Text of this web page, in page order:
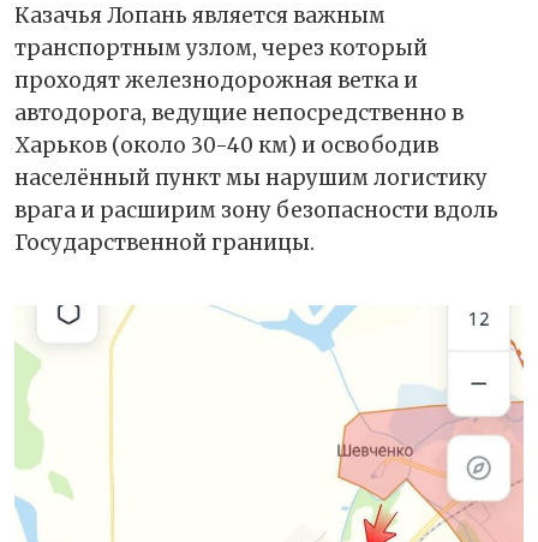
Казачья Лопань является важным
транспортным узлом, через который
проходят железнодорожная ветка и
автодорога, ведущие непосредственно в
Харьков (около 30-40 км) и освободив
населённый пункт мы нарушим логистику
врага и расширим зону безопасности вдоль
Государственной границы.